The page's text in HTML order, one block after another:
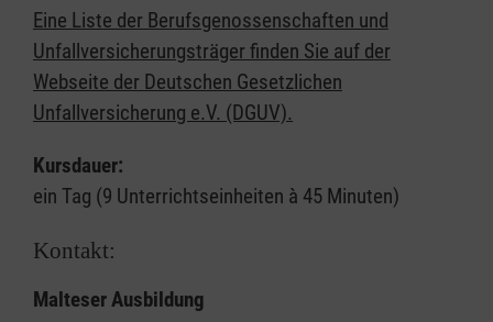
Eine Liste der Berufsgenossenschaften und
Unfallversicherungsträger finden Sie auf der
Webseite der Deutschen Gesetzlichen
Unfallversicherung e.V. (DGUV).
Kursdauer:
ein Tag (9 Unterrichtseinheiten à 45 Minuten)
Kontakt:
Malteser Ausbildung